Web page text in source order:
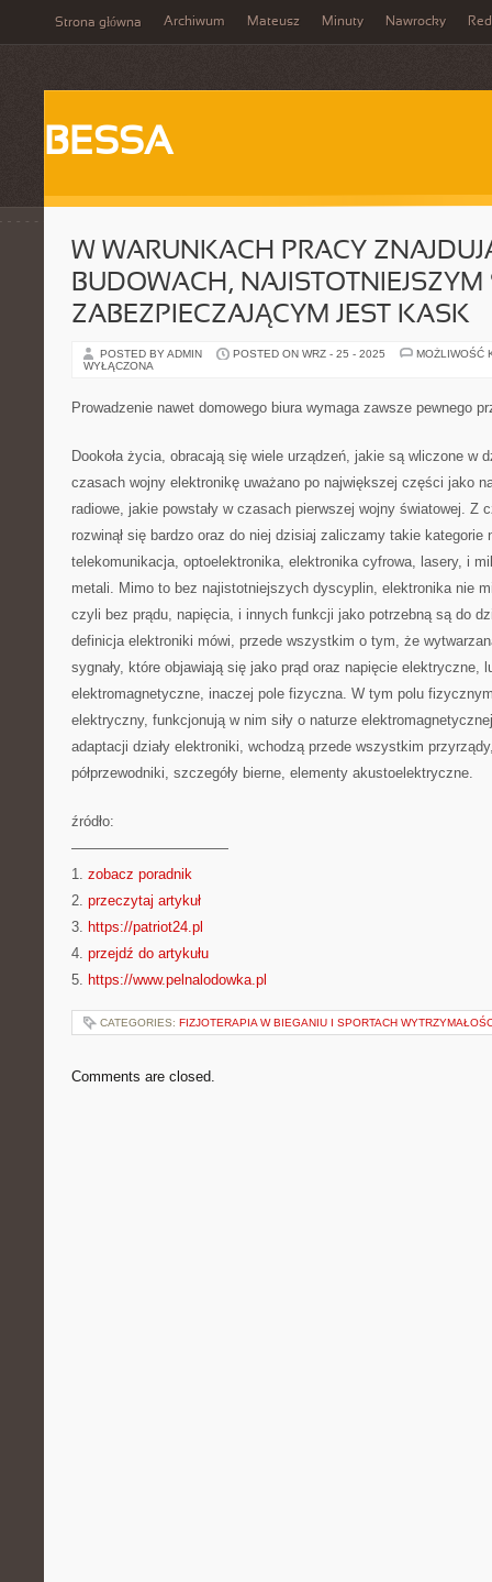
Strona główna Archiwum Mateusz Minuty Nawrocky
BESSA
W WARUNKACH PRACY
BUDOWACH, NAJISTOTNIEJSZYM
ZABEZPIECZAJĄCYM JEST KASK
POSTED BY ADMIN POSTED ON WRZ - 25 - 2025
MOŻLIWOŚĆ
WYŁĄCZONA
Prowadzenie nawet domowego biura wymaga zawsze pewnego
Dookoła życia, obracają się wiele urządzeń, jakie są wliczone w
czasach wojny elektronikę uważano po największej części jako
radiowe, jakie powstały w czasach pierwszej wojny światowej. Z
rozwinął się bardzo oraz do niej dzisiaj zaliczamy takie kategorie
telekomunikacja, optoelektronika, elektronika cyfrowa, lasery, i
metali. Mimo to bez najistotniejszych dyscyplin, elektronika nie
czyli bez prądu, napięcia, i innych funkcji jako potrzebną są do
definicja elektroniki mówi, przede wszystkim o tym, że
sygnały, które objawiają się jako prąd oraz napięcie elektryczne,
elektromagnetyczne, inaczej pole fizyczna. W tym polu
elektryczny, funkcjonują w nim siły o naturze
adaptacji działy elektroniki, wchodzą przede wszystkim
półprzewodniki, szczegóły bierne, elementy akustoelektryczne.
źródło:
———————————
1. zobacz poradnik
2. przeczytaj artykuł
3. https://patriot24.pl
4. przejdź do artykułu
5. https://www.pelnalodowka.pl
CATEGORIES: FIZJOTERAPIA W BIEGANIU I SPORTACH
Comments are closed.